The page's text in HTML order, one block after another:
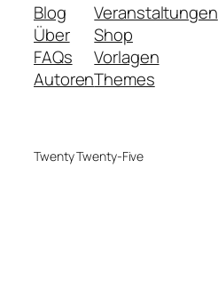
Blog
Über
FAQs
Autoren
Veranstaltungen
Shop
Vorlagen
Themes
Twenty Twenty-Five